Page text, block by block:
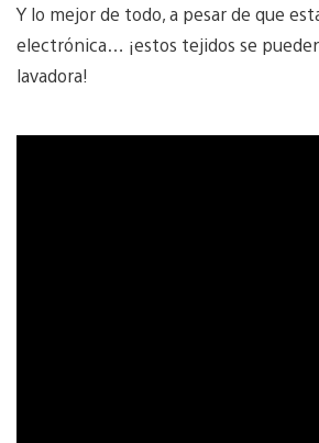
Y lo mejor de todo, a pesar de que
electrónica… ¡estos tejidos se
lavadora!